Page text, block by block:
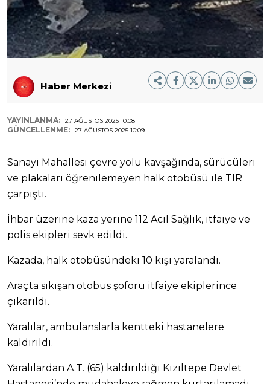
Haber Merkezi
YAYINLANMA: 27 AĞUSTOS 2025 10:08
GÜNCELLENME: 27 AĞUSTOS 2025 10:09
Sanayi Mahallesi çevre yolu kavşağında, sürücüleri
ve plakaları öğrenilemeyen halk otobüsü ile TIR
çarpıştı.
İhbar üzerine kaza yerine 112 Acil Sağlık, itfaiye ve
polis ekipleri sevk edildi.
Kazada, halk otobüsündeki 10 kişi yaralandı.
Araçta sıkışan otobüs şoförü itfaiye ekiplerince
çıkarıldı.
Yaralılar, ambulanslarla kentteki hastanelere
kaldırıldı.
Yaralılardan A.T. (65) kaldırıldığı Kızıltepe Devlet